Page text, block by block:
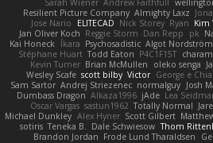
Sarah Wiener Andrew Faithfull
Resilient Picture Company Almighty Laxz
Jose Nario
ELITECAD Nick Storey Ryan Kim
Jan Oliver Koch Reggie Storm Dan Repp pk
Kai Honeck Íkara Psychosadistic Algot Nordström
Stéphane Huart Todd Eaton P4C1F15T
Kevin Turner Brian McMullen oleko senga
Wesley Scafe scott bilby Victor George e
Sam Sartor Andrej Striezenec normalguy Josh
Dumbass Dragon Alkaza1996 jAde Lea
Oscar Vargas sastun1962 Totally Normal
Michael Dunkley Alex Hyner Scott Gilbert
sotiris Teneka B. Dale Schwiesow Thom
Brandon Jordan Frode Lund Tharaldsen